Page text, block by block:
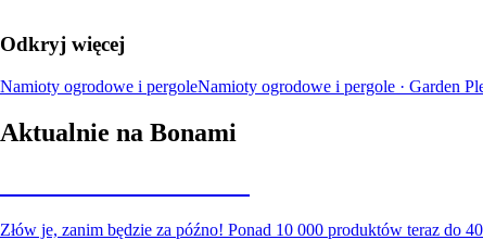
Odkryj więcej
Namioty ogrodowe i pergoleNamioty ogrodowe i pergole · Garden
Aktualnie na Bonami
Złów je, zanim będzie za późno! Ponad 10 000 produktów teraz do